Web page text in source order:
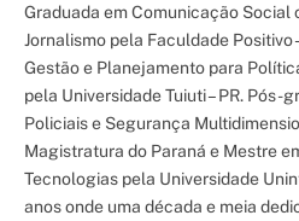
Graduada em Comunicação Social
Jornalismo pela Faculdade Positivo
Gestão e Planejamento para
pela Universidade Tuiuti – PR. Pós-
Policiais e Segurança
Magistratura do Paraná e Mestre
Tecnologias pela Universidade
anos onde uma década e meia